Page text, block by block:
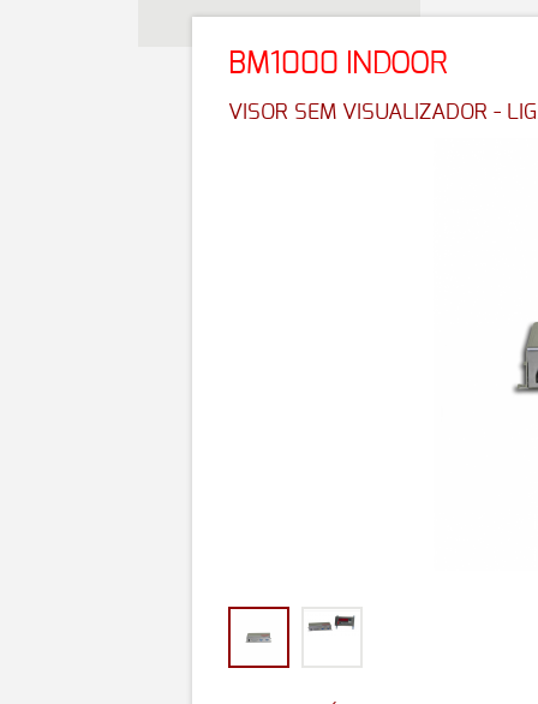
BM1000 INDOOR
VISOR SEM VISUALIZADOR -